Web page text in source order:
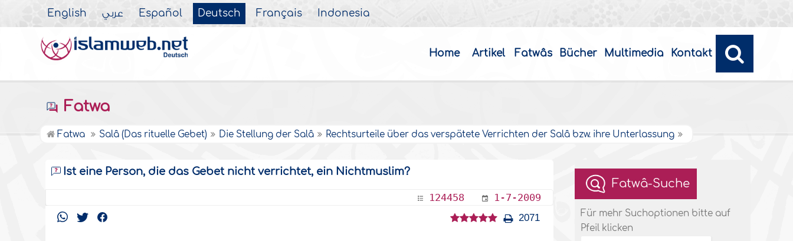
English عربي Español Deutsch Français Indonesia
Home Artikel Fatwâs Bücher Multimedia Kontakt
Fatwa
Fatwa Salâ (Das rituelle Gebet) Die Stellung der Salâ Rechtsurteile über das verspätete Verrichten der Salâ bzw. ihre Unterlassung
Ist eine Person, die das Gebet nicht verrichtet, ein Nichtmuslim?
124458 1-7-2009
2071
Fatwâ-Suche
Für mehr Suchoptionen bitte auf
Pfeil klicken